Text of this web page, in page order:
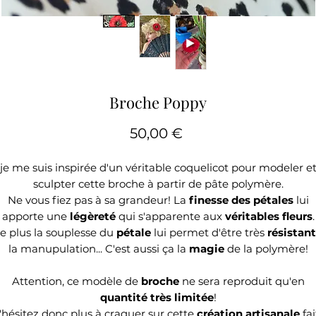
Broche Poppy
50,00 €
je me suis inspirée d'un véritable coquelicotpour modeler et
sculpter cette broche à partir de pâte polymère.
Ne vous fiez pas à sa grandeur! La finesse des pétaleslui
apporte une légèretéqui s'apparente aux véritables fleurs.
plus la souplesse du pétalelui permet d'être très résistant
la manupulation... C'est aussi ça la magiede la polymère!
Attention, ce modèle de brochene sera reproduit qu'en
quantité très limitée!